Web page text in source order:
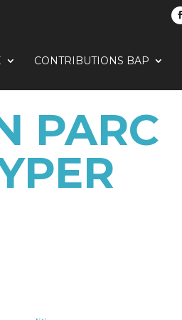
CONTRIBUTIONS BAP
PARC